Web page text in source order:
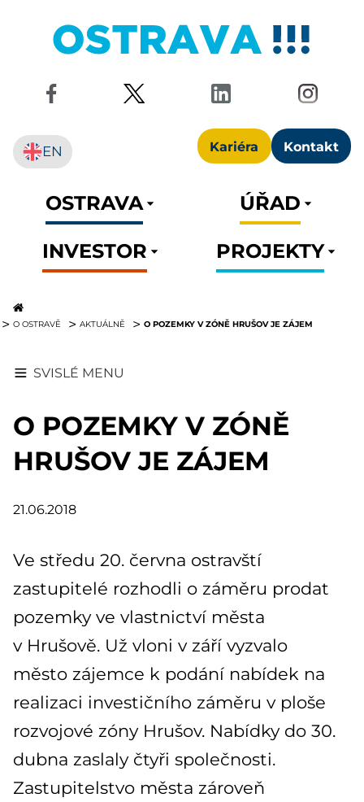
Kariéra Kontakt
EN
OSTRAVA
ÚŘAD
INVESTOR
PROJEKTY
O OSTRAVĚ AKTUÁLNĚ O POZEMKY V ZÓNĚ HRUŠOV JE ZÁJEM
SVISLÉ MENU
O POZEMKY V ZÓNĚ
HRUŠOV JE ZÁJEM
21.06.2018
Ve středu 20. června ostravští
zastupitelé rozhodli o záměru prodat
pozemky ve vlastnictví města
v Hrušově. Už vloni v září vyzvalo
město zájemce k podání nabídek na
realizaci investičního záměru v ploše
rozvojové zóny Hrušov. Nabídky do 30.
dubna zaslaly čtyři společnosti.
Zastupitelstvo města zároveň